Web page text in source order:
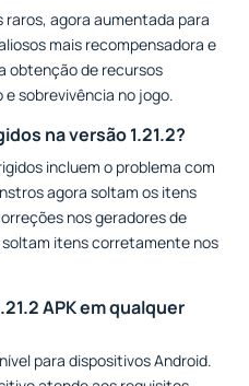
agora aumentada para
mais recompensadora e
obtenção de recursos
sobrevivência no jogo.
na versão 1.21.2?
incluem o problema com
agora soltam os itens
nos geradores de
itens corretamente nos
APK em qualquer
para dispositivos Android.